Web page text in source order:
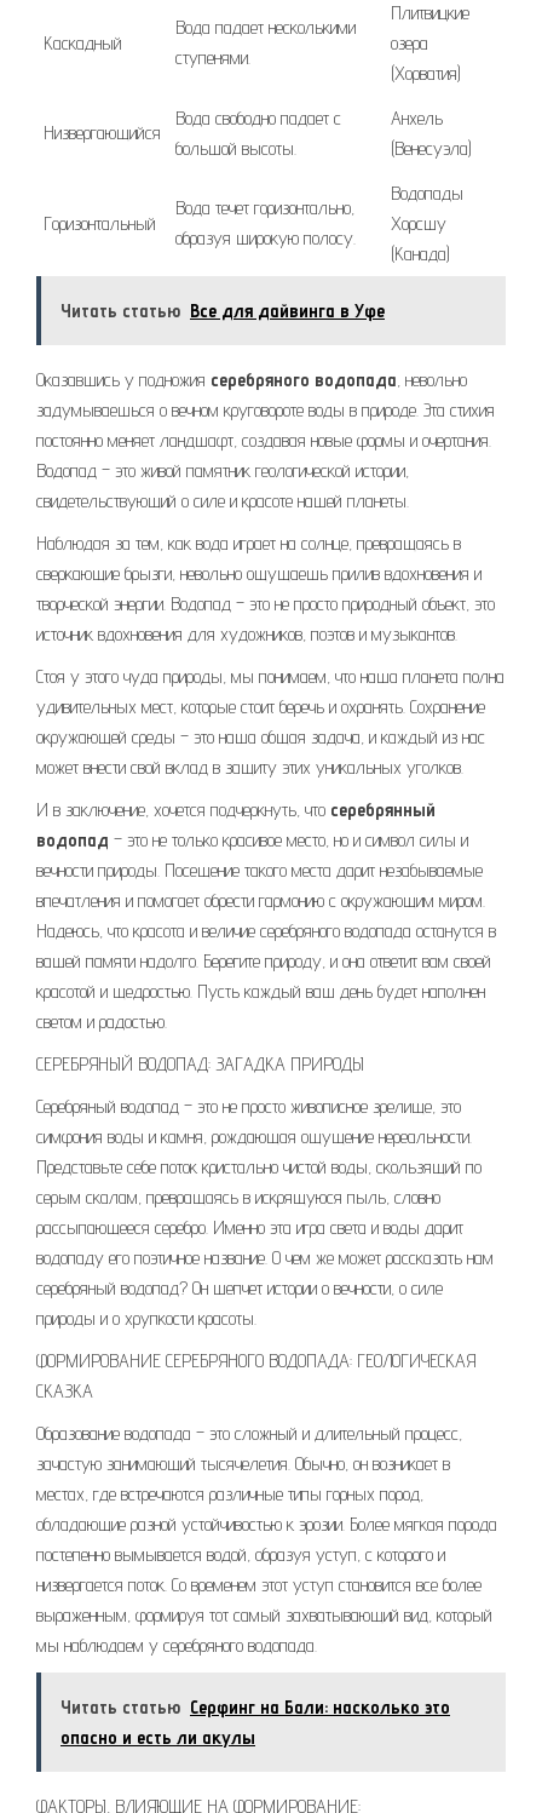
Каскадный
Вода падает несколькими
ступенями.
Плитвицкие
озера
(Хорватия)
Низвергающийся
Вода свободно падает с
большой высоты.
Анхель
(Венесуэла)
Горизонтальный
Вода течет горизонтально,
образуя широкую полосу.
Водопады
Хорсшу
(Канада)
Читать статью Все для дайвинга в Уфе
Оказавшись у подножия серебряного водопада, невольно
задумываешься о вечном круговороте воды в природе. Эта стихия
постоянно меняет ландшафт, создавая новые формы и очертания.
Водопад – это живой памятник геологической истории,
свидетельствующий о силе и красоте нашей планеты.
Наблюдая за тем, как вода играет на солнце, превращаясь в
сверкающие брызги, невольно ощущаешь прилив вдохновения и
творческой энергии. Водопад – это не просто природный объект, это
источник вдохновения для художников, поэтов и музыкантов.
Стоя у этого чуда природы, мы понимаем, что наша планета полна
удивительных мест, которые стоит беречь и охранять. Сохранение
окружающей среды – это наша общая задача, и каждый из нас
может внести свой вклад в защиту этих уникальных уголков.
И в заключение, хочется подчеркнуть, что серебрянный
водопад – это не только красивое место, но и символ силы и
вечности природы. Посещение такого места дарит незабываемые
впечатления и помогает обрести гармонию с окружающим миром.
Надеюсь, что красота и величие серебряного водопада останутся в
вашей памяти надолго. Берегите природу, и она ответит вам своей
красотой и щедростью. Пусть каждый ваш день будет наполнен
светом и радостью.
СЕРЕБРЯНЫЙ ВОДОПАД: ЗАГАДКА ПРИРОДЫ
Серебряный водопад – это не просто живописное зрелище, это
симфония воды и камня, рождающая ощущение нереальности.
Представьте себе поток кристально чистой воды, скользящий по
серым скалам, превращаясь в искрящуюся пыль, словно
рассыпающееся серебро. Именно эта игра света и воды дарит
водопаду его поэтичное название. О чем же может рассказать нам
серебряный водопад? Он шепчет истории о вечности, о силе
природы и о хрупкости красоты.
ФОРМИРОВАНИЕ СЕРЕБРЯНОГО ВОДОПАДА: ГЕОЛОГИЧЕСКАЯ
СКАЗКА
Образование водопада – это сложный и длительный процесс,
зачастую занимающий тысячелетия. Обычно, он возникает в
местах, где встречаются различные типы горных пород,
обладающие разной устойчивостью к эрозии. Более мягкая порода
постепенно вымывается водой, образуя уступ, с которого и
низвергается поток. Со временем этот уступ становится все более
выраженным, формируя тот самый захватывающий вид, который
мы наблюдаем у серебряного водопада.
Читать статью Серфинг на Бали: насколько это
опасно и есть ли акулы
ФАКТОРЫ, ВЛИЯЮЩИЕ НА ФОРМИРОВАНИЕ: